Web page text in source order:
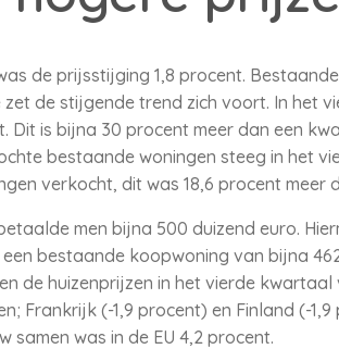
de prijsstijging 1,8 procent.
de stijgende trend zich voort. In het
Dit is bijna 30 procent meer dan een
bestaande woningen steeg in het
verkocht, dit was 18,6 procent meer
men bijna 500 duizend euro.
bestaande koopwoning van bijna
de huizenprijzen in het vierde
Frankrijk (-1,9 procent) en Finland (-
was in de EU 4,2 procent.